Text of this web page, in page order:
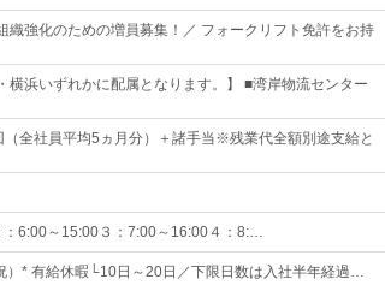
織強化のための増員募集！／ フォークリフト免許をお持
横浜いずれかに配属となります。】 ■湾岸物流センター
全社員平均5ヵ月分）＋諸手当※残業代全額別途支給と
6:00～15:00３：7:00～16:00４：8:…
）* 有給休暇└10日～20日／下限日数は入社半年経過…